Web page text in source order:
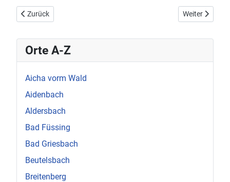
Vorheriger Beitrag: Ruhstorf an der Rott
Zurück Nächster
Weiter
Orte A-Z
Aicha vorm Wald
Aidenbach
Aldersbach
Bad Füssing
Bad Griesbach
Beutelsbach
Breitenberg